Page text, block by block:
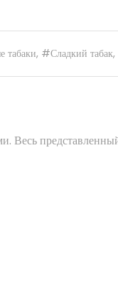
, #Сладкий табак,
Весь